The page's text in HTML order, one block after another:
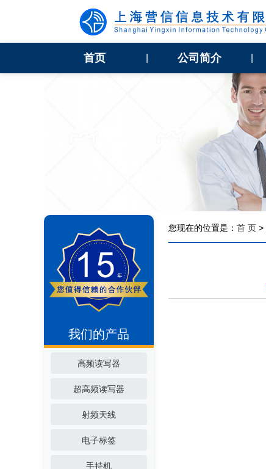
首页 公司简介
我们的产品
高频读写器
超高频读写器
射频天线
电子标签
手持机
您现在的位置是： 首 页 >